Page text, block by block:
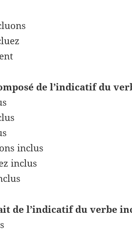
de l’indicatif du
inclus
inclus
de l’indicatif du verbe